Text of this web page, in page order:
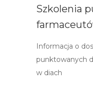
Szkolenia
Informacja o
punktowanych
w diach